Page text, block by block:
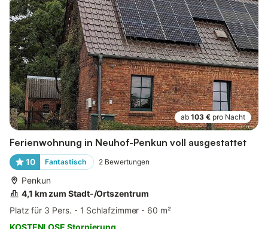
ab 103 € pro Nacht
Ferienwohnung in Neuhof-Penkun voll ausgestattet
10 Fantastisch 2 Bewertungen
Penkun
4,1 km zum Stadt-/Ortszentrum
Platz für 3 Pers.
1 Schlafzimmer
60 m²